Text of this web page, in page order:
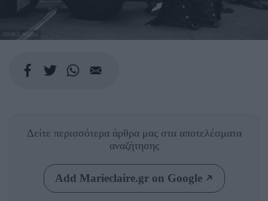
SOURCE: RIZZOLI
Δείτε περισσότερα άρθρα μας στα αποτελέσματα
αναζήτησης
Add Marieclaire.gr on Google